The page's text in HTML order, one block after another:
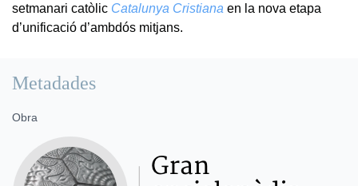
setmanari catòlic Catalunya Cristiana en la nova etapa
d’unificació d’ambdós mitjans.
Metadades
Obra